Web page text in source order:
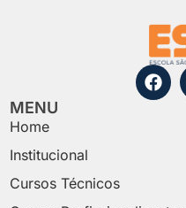
MENU
Home
Institucional
Cursos Técnicos